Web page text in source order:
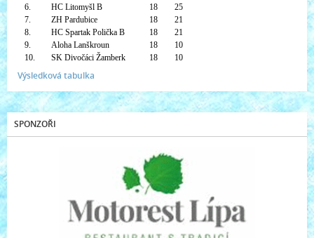
6.
HC Litomyšl B 18
25
7.
ZH Pardubice 18
21
8.
HC Spartak Polička B 18
21
9.
Aloha Lanškroun 18
10
10.
SK Divočáci Žamberk 18 10
Výsledková tabulka
SPONZOŘI